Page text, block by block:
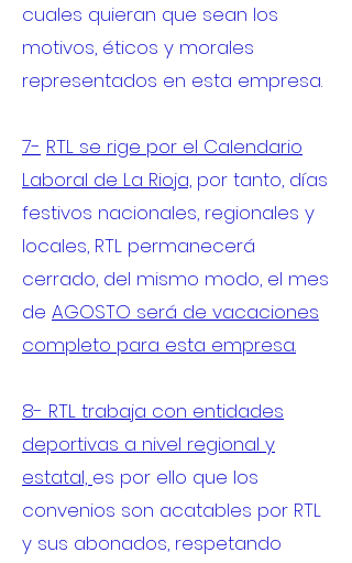
cuales quieran que sean los
motivos, éticos y morales
representados en esta empresa.
7- RTL se rige por el Calendario
Laboral de La Rioja, por tanto, días
festivos nacionales, regionales y
locales, RTL permanecerá
cerrado, del mismo modo, el mes
de AGOSTO será de vacaciones
completo para esta empresa.
8- RTL trabaja con entidades
deportivas a nivel regional y
estatal, es por ello que los
convenios son acatables por RTL
y sus abonados, respetando